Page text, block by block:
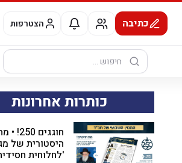
כתיבה הצטרפות
חיפוש:
כותרות אחרונות
חוגגים
היסטורית של
'לחלוחית